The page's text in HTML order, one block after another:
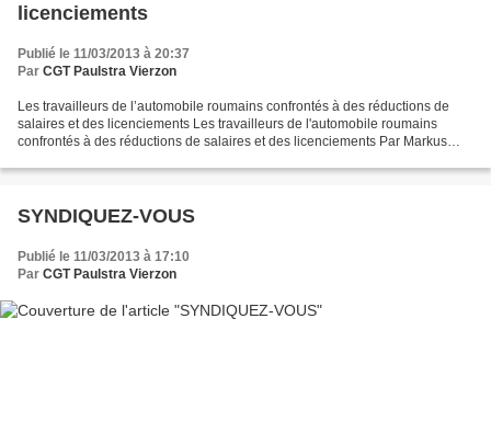
licenciements
Publié le 11/03/2013 à 20:37
Par CGT Paulstra Vierzon
Les travailleurs de l’automobile roumains confrontés à des réductions de
salaires et des licenciements Les travailleurs de l'automobile roumains
confrontés à des réductions de salaires et des licenciements Par Markus
SYNDIQUEZ-VOUS
Publié le 11/03/2013 à 17:10
Par CGT Paulstra Vierzon